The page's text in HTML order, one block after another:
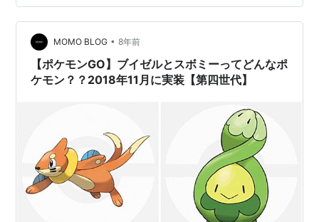
でとても焦りました。 ステータスは強くはありませんで
した。 レジェアルでの色違いゲットは1月の野生での遭遇
と、2月のポニータのイベント以来3匹目です。 そういえ
ば1匹目はト…
MOMO BLOG • 8年前
【ポケモンGO】ブイゼルとスボミーってどんなポ
ケモン？？2018年11月に実装【第四世代】